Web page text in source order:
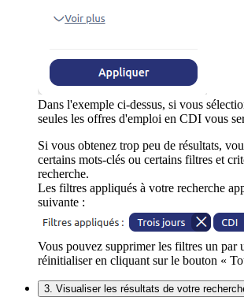
Dans l'exemple ci-dessus, si vous
seules les offres d'emploi en CDI vous
Si vous obtenez trop peu de résultats,
certains mots-clés ou certains filtres et
recherche.
Les filtres appliqués à votre recherche
suivante :
Vous pouvez supprimer les filtres un par
réinitialiser en cliquant sur le bouton «
3. Visualiser les résultats de votre